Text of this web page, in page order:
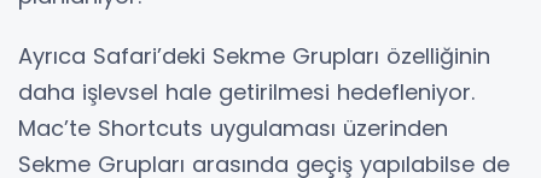
Ayrıca Safari’deki Sekme Grupları özelliğinin
daha işlevsel hale getirilmesi hedefleniyor.
Mac’te Shortcuts uygulaması üzerinden
Sekme Grupları arasında geçiş yapılabilse de